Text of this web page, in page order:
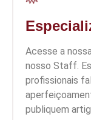
Acesse a
nosso Staff.
profissionais
publiquem